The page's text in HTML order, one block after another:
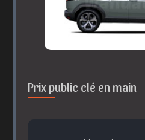
Prix public clé en main